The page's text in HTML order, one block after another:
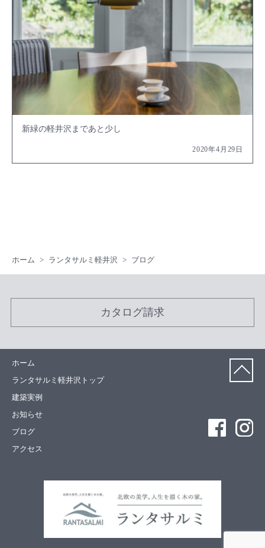
新緑の軽井沢まであと少し
2020年4月29日
ホーム ランタサルミ軽井沢 ブログ
カタログ請求
ホーム
ランタサルミ軽井沢トップ
建築実例
お知らせ
ブログ
アクセス